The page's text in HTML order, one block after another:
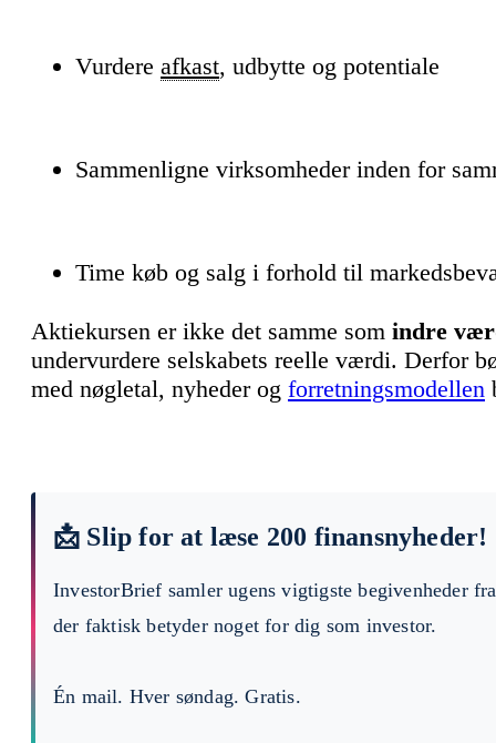
Vurdere afkast, udbytte og potentiale
Sammenligne virksomheder inden for
Time køb og salg i forhold til
Aktiekursen er ikke det samme som indre
undervurdere selskabets reelle værdi. Derfor
med nøgletal, nyheder og forretningsmodellen
📩 Slip for at læse 200 finansnyheder!
InvestorBrief samler ugens vigtigste begivenheder
der faktisk betyder noget for dig som investor.
Én mail. Hver søndag. Gratis.